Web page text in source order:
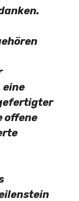
eine
offene